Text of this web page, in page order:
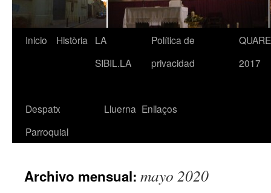
Inicio Història
LA
SIBIL.LA
Política de
privacidad
2017
Despatx
Parroquial
Lluerna Enllaços
Archivo mensual: mayo 2020